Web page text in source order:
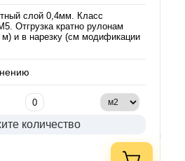
слой 0,4мм. Класс
Отгрузка кратно рулонам
и в нарезку (см модификации
количество